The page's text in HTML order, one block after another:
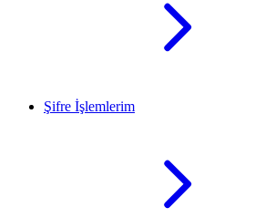
Şifre İşlemlerim